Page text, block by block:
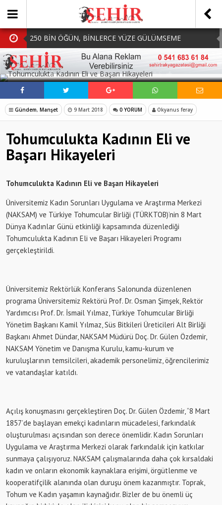
250 BİN ÖĞÜN, BİNLERCE YÜZE GÜLÜMSEME
BAŞKAN MÜGE YILDIZ TOPAK: ‘SOSYAL
BELEDİYECİLİKTE HİÇBİR HEMŞERİMİZİ YALNIZ
BIRAKMIYORUZ!’
MHP Çorlu İlçe Teşkilatında Yeni Dönem Başladı:
Mazbatalar Alındı
Dolu Vurdu, Büyükşehir Üreticiyi Yalnız Bırakmadı
SOFRALARDA BEREKETİ, GÖNÜLLERDE DAYANIŞMAYI
BÜYÜTÜYORUZ!
SOSYAL MEDYADA PAYLAŞ
Gündem, Manşet 9 Mart 2018 0 YORUM Okyanus feray
Tohumculukta Kadının Eli ve
Başarı Hikayeleri
Tohumculukta Kadının Eli ve Başarı Hikayeleri
Üniversitemiz Kadın Sorunları Uygulama ve Araştırma Merkezi
(NAKSAM) ve Türkiye Tohumcular Birliği (TÜRKTOB)’nin 8 Mart
Dünya Kadınlar Günü etkinliği kapsamında düzenlediği
Tohumculukta Kadının Eli ve Başarı Hikayeleri Programı
gerçekleştirildi.
Üniversitemiz Rektörlük Konferans Salonunda düzenlenen
programa Üniversitemiz Rektörü Prof. Dr. Osman Şimşek, Rektör
Yardımcısı Prof. Dr. İsmail Yılmaz, Türkiye Tohumcular Birliği
Yönetim Başkanı Kamil Yılmaz, Süs Bitkileri Üreticileri Alt Birliği
Başkanı Ahmet Dündar, NAKSAM Müdürü Doç. Dr. Gülen Özdemir,
NAKSAM Yönetim ve Danışma Kurulu, kamu-kurum ve
kuruluşlarının temsilcileri, akademik personelimiz, öğrencilerimiz
ve vatandaşlar katıldı.
Açılış konuşmasını gerçekleştiren Doç. Dr. Gülen Özdemir, “8 Mart
1857’de başlayan emekçi kadınların mücadelesi, farkındalık
oluşturulması açısından son derece önemlidir. Kadın Sorunları
Uygulama ve Araştırma Merkezi olarak farkındalık için katkılar
sunmaya çalışıyoruz. NAKSAM çalışmalarında daha çok kırsaldaki
kadın ve onların ekonomik kaynaklara erişimi, örgütlenme ve
kooperatifçilik alanında olan duruşu önem kazanmıştır. Toprak,
Tohum ve Kadın yaşamın kaynağıdır. Bizler de bu önemli üç